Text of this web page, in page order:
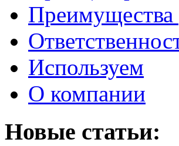
Преимущества
Используем
О компании
Новые статьи: